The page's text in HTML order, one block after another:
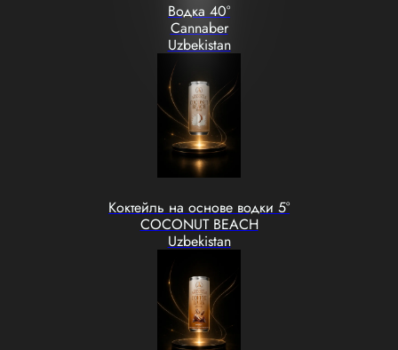
Водка 40°
Cannaber
Uzbekistan
Коктейль на основе водки 5°
COCONUT BEACH
Uzbekistan